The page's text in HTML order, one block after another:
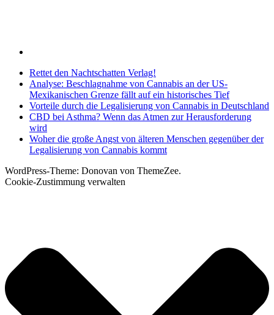
Rettet den Nachtschatten Verlag!
Analyse: Beschlagnahme von Cannabis an der US-
Mexikanischen Grenze fällt auf ein historisches Tief
Vorteile durch die Legalisierung von Cannabis in Deutschland
CBD bei Asthma? Wenn das Atmen zur Herausforderung
wird
Woher die große Angst von älteren Menschen gegenüber der
Legalisierung von Cannabis kommt
WordPress-Theme: Donovan von ThemeZee.
Cookie-Zustimmung verwalten